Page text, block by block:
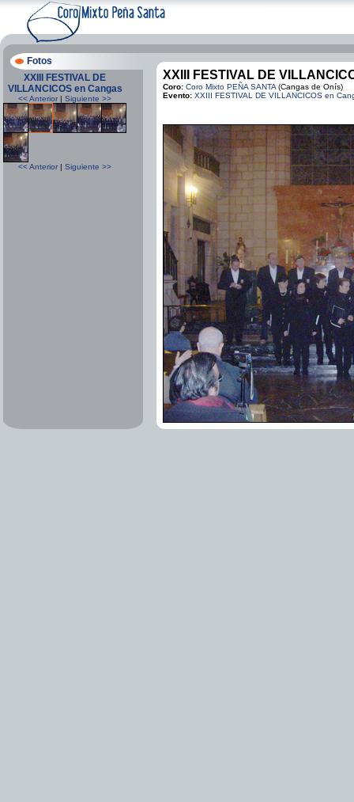
Fotos
XXIII FESTIVAL DE
VILLANCICOS en Cangas
<< Anterior | Siguiente >>
<< Anterior | Siguiente >>
XXIII FESTIVAL DE
Coro: Coro Mixto PEÑA SANTA (Cangas de Onís)
Evento: XXIII FESTIVAL DE VILLANCICOS en